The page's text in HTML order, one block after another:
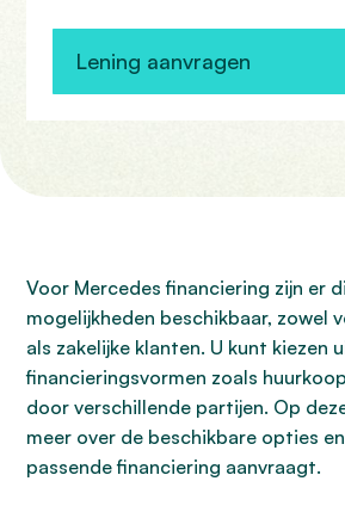
Lening aanvragen
Voor Mercedes financiering zijn er
mogelijkheden beschikbaar, zowel
als zakelijke klanten. U kunt kiezen
financieringsvormen zoals
door verschillende partijen. Op
meer over de beschikbare opties
passende financiering aanvraagt.